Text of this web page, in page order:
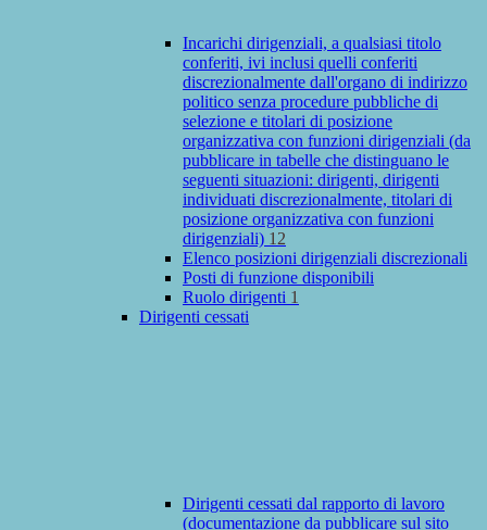
Incarichi dirigenziali, a qualsiasi titolo
conferiti, ivi inclusi quelli conferiti
discrezionalmente dall'organo di indirizzo
politico senza procedure pubbliche di
selezione e titolari di posizione
organizzativa con funzioni dirigenziali (da
pubblicare in tabelle che distinguano le
seguenti situazioni: dirigenti, dirigenti
individuati discrezionalmente, titolari di
posizione organizzativa con funzioni
dirigenziali) 12
Elenco posizioni dirigenziali discrezionali
Posti di funzione disponibili
Ruolo dirigenti 1
Dirigenti cessati
Dirigenti cessati dal rapporto di lavoro
(documentazione da pubblicare sul sito